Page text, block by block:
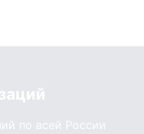
по всей России